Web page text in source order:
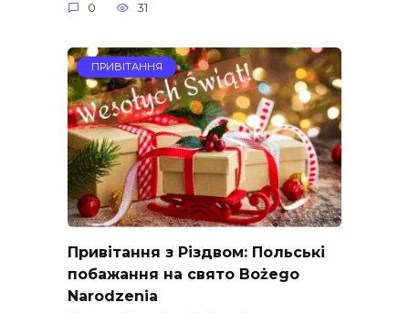
0 31
ПРИВІТАННЯ
Привітання з Різдвом: Польські
побажання на свято Bożego
Narodzenia